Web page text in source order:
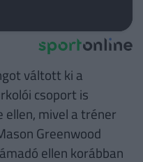
váltott ki a
csoport is
mivel a tréner
Greenwood
ellen korábban